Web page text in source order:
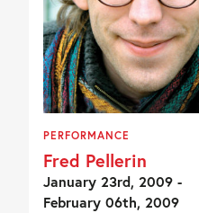
PERFORMANCE
Fred Pellerin
January 23rd, 2009 -
February 06th, 2009